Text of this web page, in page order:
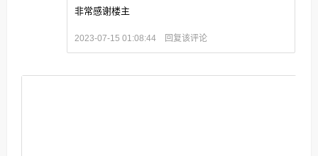
非常感谢楼主
2023-07-15 01:08:44 回复该评论